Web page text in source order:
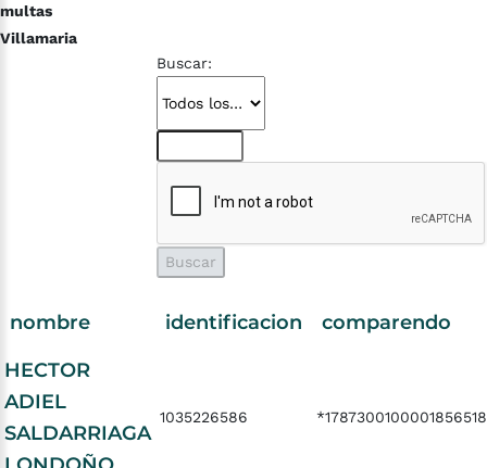
multas
Villamaria
Buscar:
nombre identificacion
comparendo
HECTOR
ADIEL
SALDARRIAGA
1035226586